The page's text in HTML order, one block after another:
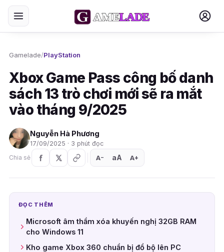
Gamelade/PlayStation
Xbox Game Pass công bố danh
sách 13 trò chơi mới sẽ ra mắt
vào tháng 9/2025
Nguyễn Hà Phương
17/09/2025 · 3 phút đọc
Chia sẻ
A− aA A+
ĐỌC THÊM
Microsoft âm thầm xóa khuyến nghị 32GB RAM
cho Windows 11
Kho game Xbox 360 chuẩn bị đổ bộ lên PC